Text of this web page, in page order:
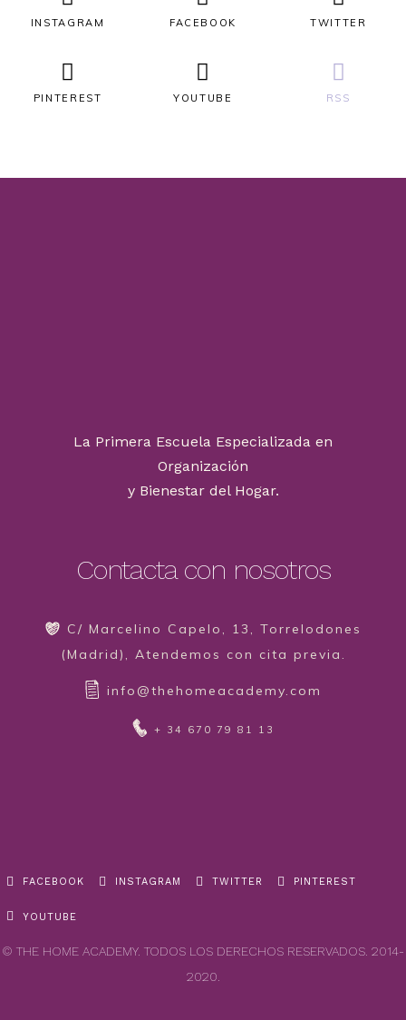
INSTAGRAM FACEBOOK TWITTER
PINTEREST YOUTUBE RSS
La Primera Escuela Especializada en
Organización
y Bienestar del Hogar.
Contacta con nosotros
C/ Marcelino Capelo, 13, Torrelodones
(Madrid), Atendemos con cita previa.
info@thehomeacademy.com
+ 34 670 79 81 13
FACEBOOK INSTAGRAM TWITTER PINTEREST
YOUTUBE
© THE HOME ACADEMY. TODOS LOS DERECHOS RESERVADOS. 2014-
2020.